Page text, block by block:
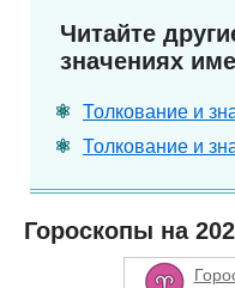
Читайте
значениях
Толкование и
Толкование и
Гороскопы на